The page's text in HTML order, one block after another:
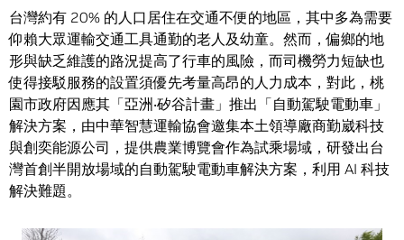
台灣約有 20% 的人口居住在交通不便的地區，其中多為需要
仰賴大眾運輸交通工具通勤的老人及幼童。然而，偏鄉的地
形與缺乏維護的路況提高了行車的風險，而司機勞力短缺也
使得接駁服務的設置須優先考量高昂的人力成本，對此，桃
園市政府因應其「亞洲‧矽谷計畫」推出「自動駕駛電動車」
解決方案，由中華智慧運輸協會邀集本土領導廠商勤崴科技
與創奕能源公司，提供農業博覽會作為試乘場域，研發出台
灣首創半開放場域的自動駕駛電動車解決方案，利用 AI 科技
解決難題。